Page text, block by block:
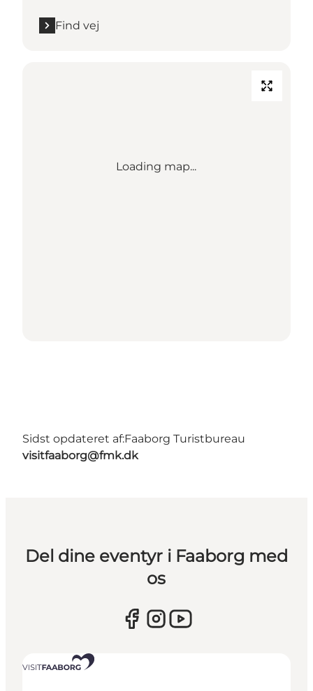
Find vej
Loading map...
Sidst opdateret af:Faaborg Turistbureau
visitfaaborg@fmk.dk
Del dine eventyr i Faaborg med
os